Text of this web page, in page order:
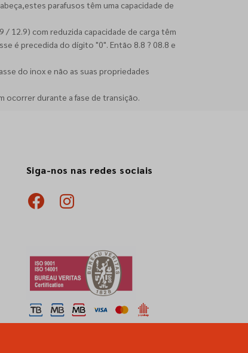
parafusos têm uma capacidade de
/ 12.9) com reduzida capacidade de carga têm
é precedida do dígito "0". Então 8.8 ? 08.8 e
do inox e não as suas propriedades
ocorrer durante a fase de transição.
Siga-nos nas redes sociais